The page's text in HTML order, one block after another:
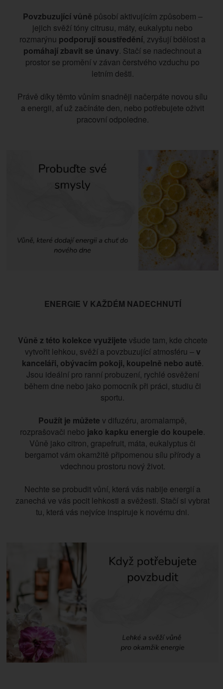
Povzbuzující vůně působí aktivujícím způsobem –
jejich svěží tóny citrusu, máty, eukalyptu nebo
rozmarýnu podporují soustředění, zvyšují bdělost a
pomáhají zbavit se únavy. Stačí se nadechnout a
prostor se promění v závan čerstvého vzduchu po
letním dešti.
Právě díky těmto vůním snadněji načerpáte novou sílu
a energii, ať už začínáte den, nebo potřebujete oživit
pracovní odpoledne.
ENERGIE V KAŽDÉM NADECHNUTÍ
Vůně z této kolekce využijete všude tam, kde chcete
vytvořit lehkou, svěží a povzbuzující atmosféru –v
kanceláři, obývacím pokoji, koupelně nebo autě.
Jsou ideální pro ranní probuzení, rychlé osvěžení
během dne nebo jako pomocník při práci, studiu či
sportu.
Použít je můžete v difuzéru, aromalampě,
rozprašovači nebo jako kapku energie do koupele.
Vůně jako citron, grapefruit, máta, eukalyptus či
bergamot vám okamžitě připomenou sílu přírody a
vdechnou prostoru nový život.
Nechte se probudit vůní, která vás nabije energií a
zanechá ve vás pocit lehkosti a svěžesti. Stačí si vybrat
tu, která vás nejvíce inspiruje k novému dni.